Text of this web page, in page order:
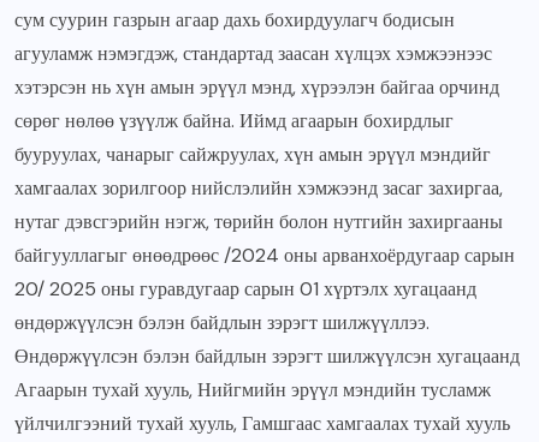
сум суурин газрын агаар дахь бохирдуулагч бодисын
агууламж нэмэгдэж, стандартад заасан хүлцэх хэмжээнээс
хэтэрсэн нь хүн амын эрүүл мэнд, хүрээлэн байгаа орчинд
сөрөг нөлөө үзүүлж байна. Иймд агаарын бохирдлыг
бууруулах, чанарыг сайжруулах, хүн амын эрүүл мэндийг
хамгаалах зорилгоор нийслэлийн хэмжээнд засаг захиргаа,
нутаг дэвсгэрийн нэгж, төрийн болон нутгийн захиргааны
байгууллагыг өнөөдрөөс /2024 оны арванхоёрдугаар сарын
20/ 2025 оны гуравдугаар сарын 01 хүртэлх хугацаанд
өндөржүүлсэн бэлэн байдлын зэрэгт шилжүүллээ.
Өндөржүүлсэн бэлэн байдлын зэрэгт шилжүүлсэн хугацаанд
Агаарын тухай хууль, Нийгмийн эрүүл мэндийн тусламж
үйлчилгээний тухай хууль, Гамшгаас хамгаалах тухай хууль